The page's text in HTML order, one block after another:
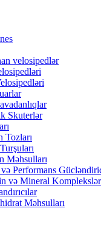
velosipedlər
Skuterlər
Tozları
Məhsulları
Performans
və Mineral
Məhsulları